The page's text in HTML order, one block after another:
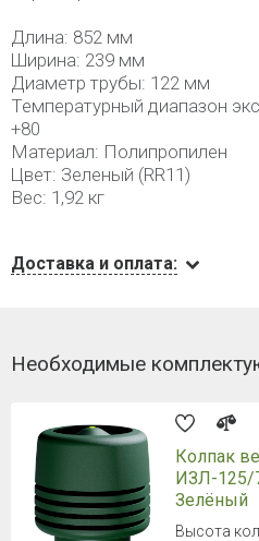
Длина: 852 мм
Ширина: 239 мм
Диаметр трубы: 122 мм
Температурный диапазон
+80
Материал: Полипропилен
Цвет: Зеленый (RR11)
Вес: 1,92 кг
Доставка и оплата:
Необходимые
Колпак
ИЗЛ-125/
Зелёный
Высота